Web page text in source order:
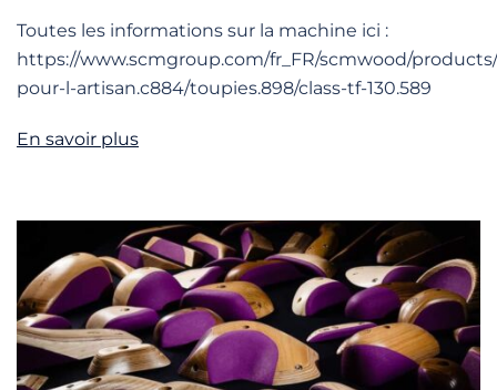
Toutes les informations sur la machine ici :
https://www.scmgroup.com/fr_FR/scmwood/
pour-l-artisan.c884/toupies.898/class-tf-130.589
En savoir plus